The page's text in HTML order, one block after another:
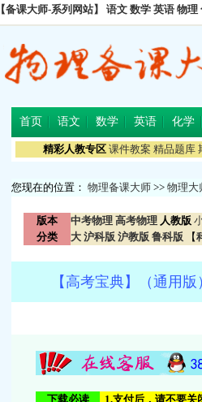
【备课大师-系列网站】 语文 数学 英语 物理
首页 语文 数学 英语 化学
精彩人教专区 课件教案 精品题库
您现在的位置： 物理备课大师 >> 物理大
版本
分类
中考物理 高考物理 人教版
大 沪科版 沪教版 鲁科版 【
【高考宝典】（通用
下载必读
1.支付后，请不要关